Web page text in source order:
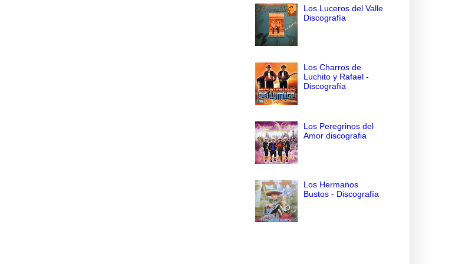
Los Luceros del Valle
Discografía
Los Charros de
Luchito y Rafael -
Discografía
Los Peregrinos del
Amor discografia
Los Hermanos
Bustos - Discografía